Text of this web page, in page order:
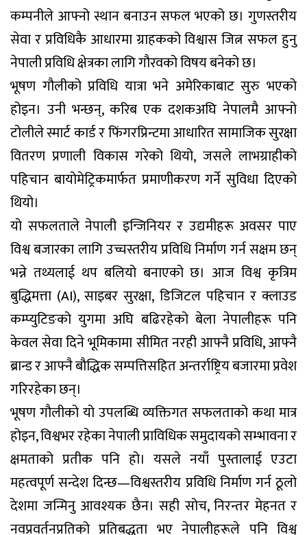
कम्पनीले आफ्नो स्थान बनाउन सफल भएको छ। गुणस्तरीय
सेवा र प्रविधिकै आधारमा ग्राहकको विश्वास जित्न सफल हुनु
नेपाली प्रविधि क्षेत्रका लागि गौरवको विषय बनेको छ।
भूषण गौलीको प्रविधि यात्रा भने अमेरिकाबाट सुरु भएको
होइन। उनी भन्छन्, करिब एक दशकअघि नेपालमै आफ्नो
टोलीले स्मार्ट कार्ड र फिंगरप्रिन्टमा आधारित सामाजिक सुरक्षा
वितरण प्रणाली विकास गरेको थियो, जसले लाभग्राहीको
पहिचान बायोमेट्रिकमार्फत प्रमाणीकरण गर्ने सुविधा दिएको
थियो।
यो सफलताले नेपाली इन्जिनियर र उद्यमीहरू अवसर पाए
विश्व बजारका लागि उच्चस्तरीय प्रविधि निर्माण गर्न सक्षम छन्
भन्ने तथ्यलाई थप बलियो बनाएको छ। आज विश्व कृत्रिम
बुद्धिमत्ता (AI), साइबर सुरक्षा, डिजिटल पहिचान र क्लाउड
कम्प्युटिङको युगमा अघि बढिरहेको बेला नेपालीहरू पनि
केवल सेवा दिने भूमिकामा सीमित नरही आफ्नै प्रविधि, आफ्नै
ब्रान्ड र आफ्नै बौद्धिक सम्पत्तिसहित अन्तर्राष्ट्रिय बजारमा प्रवेश
गरिरहेका छन्।
भूषण गौलीको यो उपलब्धि व्यक्तिगत सफलताको कथा मात्र
होइन, विश्वभर रहेका नेपाली प्राविधिक समुदायको सम्भावना र
क्षमताको प्रतीक पनि हो। यसले नयाँ पुस्तालाई एउटा
महत्वपूर्ण सन्देश दिन्छ—विश्वस्तरीय प्रविधि निर्माण गर्न ठूलो
देशमा जन्मिनु आवश्यक छैन। सही सोच, निरन्तर मेहनत र
नवप्रवर्तनप्रतिको प्रतिबद्धता भए नेपालीहरूले पनि विश्व